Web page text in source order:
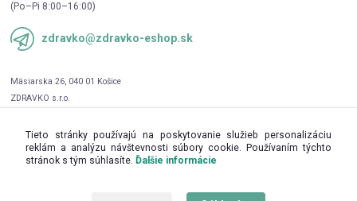
(Po–Pi 8:00–16:00)
zdravko@zdravko-eshop.sk
Tieto stránky používajú na poskytovanie služieb personalizáciu
reklám a analýzu návštevnosti súbory cookie. Používaním týchto
stránok s tým súhlasíte. Ďalšie informácie